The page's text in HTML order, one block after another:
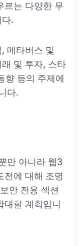
르는 다양한 무
.
메타버스 및
및 투자, 스타
향 등의 주제에
다.
만 아니라 웹3
전에 대해 조명
안 전용 섹션
대할 계획입니